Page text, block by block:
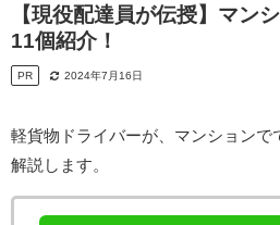
【現役配達員が伝授】マン
11個紹介！
PR 2024年7月16日
軽貨物ドライバーが、マンションで
解説します。